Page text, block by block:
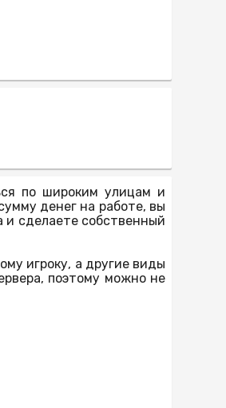
по широким улицам и
денег на работе, вы
и сделаете собственный
игроку, а другие виды
поэтому можно не